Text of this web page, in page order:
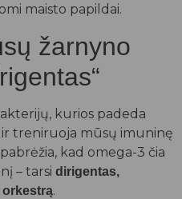
maisto papildai.
žarnyno
kurios padeda
treniruoja mūsų imuninę
kad omega-3 čia
– tarsi dirigentas,
.